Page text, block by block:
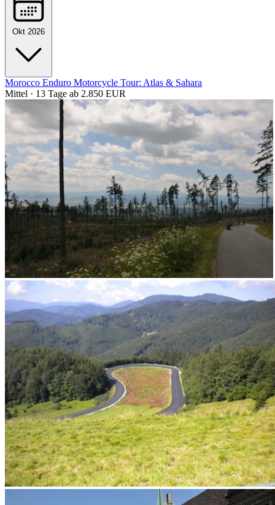
Okt 2026
Morocco Enduro Motorcycle Tour: Atlas & Sahara
Mittel · 13 Tage ab 2.850 EUR